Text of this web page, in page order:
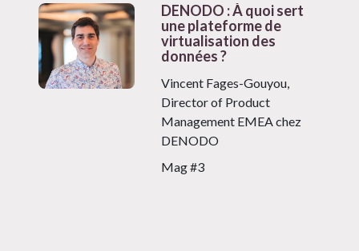
DENODO : À quoi sert
une plateforme de
virtualisation des
données ?
Vincent Fages-Gouyou,
Director of Product
Management EMEA chez
DENODO
Mag #3